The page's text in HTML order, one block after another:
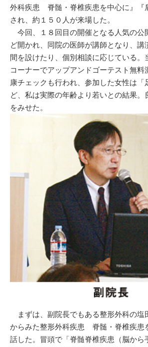
外科疾患 脊髄・脊椎疾患を中心に』『
され、約１５０人が来場した。
今回、１８回目の開催となる人気の公
ど開かれ、同院の医師が講師となり、講
間を設けたり、個別相談に応じている。
コーナーでアップアンドゴーテスト無料
康チェックも行われ、参加した女性は「
ど、私は実際の年齢より若いとの結果。
をみせた。
まずは、副院長でもある整形外科の塩
からみた整形外科疾患 脊髄・脊椎疾患
話した。冒頭で「脊髄脊椎疾患（脳から